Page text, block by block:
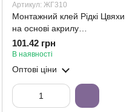
Артикул: ЖГ310
Монтажний клей Рідкі Цвяхи
на основі акрилу
(моментальне склеювання)
310,310мл
101.42 грн
В наявності
Оптові ціни